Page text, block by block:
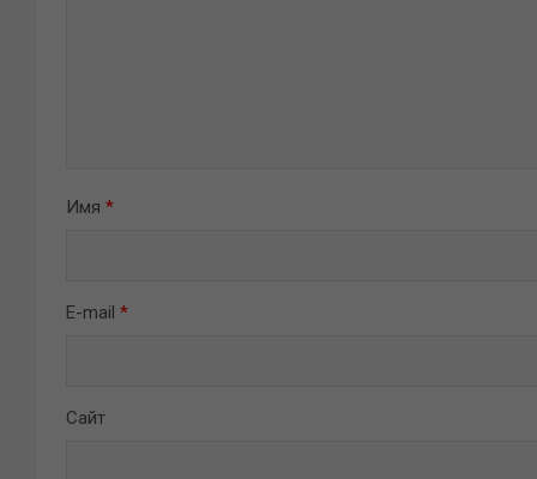
Имя *
E-mail *
Сайт